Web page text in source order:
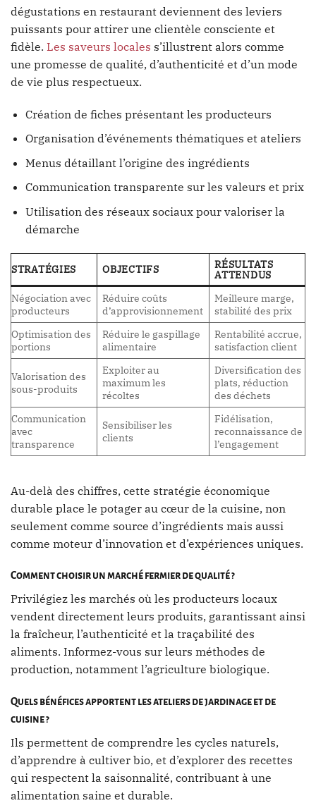
dégustations en restaurant deviennent des leviers
puissants pour attirer une clientèle consciente et
fidèle. Les saveurs locales s’illustrent alors comme
une promesse de qualité, d’authenticité et d’un mode
de vie plus respectueux.
Création de fiches présentant les producteurs
Organisation d’événements thématiques et ateliers
Menus détaillant l’origine des ingrédients
Communication transparente sur les valeurs et prix
Utilisation des réseaux sociaux pour valoriser la
démarche
STRATÉGIES OBJECTIFS RÉSULTATS
ATTENDUS
Négociation avec
producteurs
Réduire coûts
d’approvisionnement
Meilleure marge,
stabilité des prix
Optimisation des
portions
Réduire le gaspillage
alimentaire
Rentabilité accrue,
satisfaction client
Valorisation des
sous-produits
Exploiter au
maximum les
récoltes
Diversification des
plats, réduction
des déchets
Communication
avec
transparence
Sensibiliser les
clients
Fidélisation,
reconnaissance de
l’engagement
Au-delà des chiffres, cette stratégie économique
durable place le potager au cœur de la cuisine, non
seulement comme source d’ingrédients mais aussi
comme moteur d’innovation et d’expériences uniques.
Comment choisir un marché fermier de qualité ?
Privilégiez les marchés où les producteurs locaux
vendent directement leurs produits, garantissant ainsi
la fraîcheur, l’authenticité et la traçabilité des
aliments. Informez-vous sur leurs méthodes de
production, notamment l’agriculture biologique.
Quels bénéfices apportent les ateliers de jardinage et de
cuisine ?
Ils permettent de comprendre les cycles naturels,
d’apprendre à cultiver bio, et d’explorer des recettes
qui respectent la saisonnalité, contribuant à une
alimentation saine et durable.